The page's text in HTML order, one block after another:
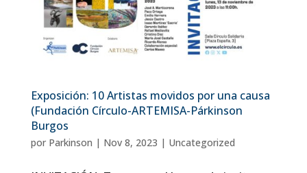
Exposición: 10 Artistas movidos por una causa
(Fundación Círculo-ARTEMISA-Párkinson
Burgos
por Parkinson | Nov 8, 2023 | Uncategorized